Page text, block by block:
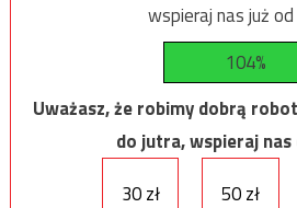
wspieraj nas już
104%
Uważasz, że robimy dobrą
do jutra, wspieraj nas
30 zł
50 zł